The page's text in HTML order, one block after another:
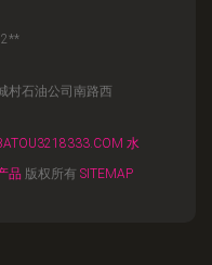
村石油公司南路西
水
品 版权所有 SITEMAP